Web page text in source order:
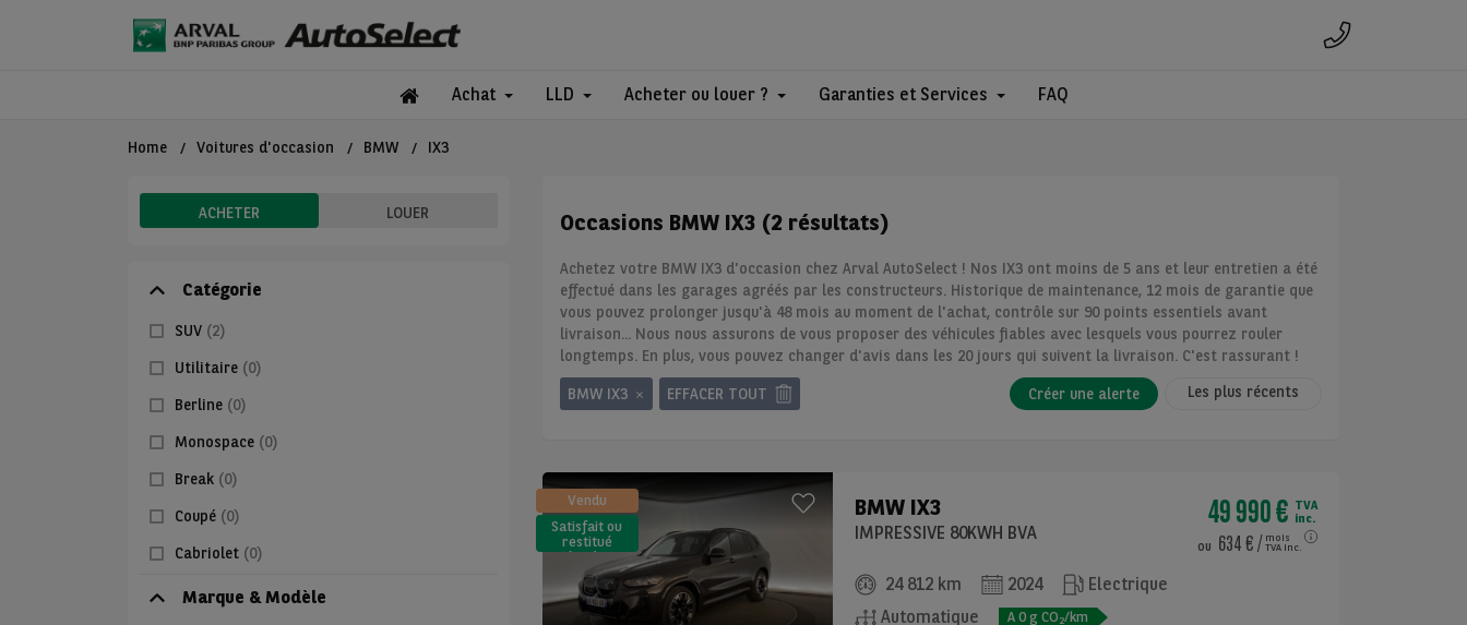
Achat LLD Acheter ou louer ? Garanties et Services FAQ
Home Voitures d'occasion BMW IX3
ACHETER LOUER
Catégorie
SUV (2)
Utilitaire (0)
Berline (0)
Monospace (0)
Break (0)
Coupé (0)
Cabriolet (0)
Marque & Modèle
Occasions BMW IX3 (2 résultats)
Achetez votre BMW IX3 d'occasion chez Arval AutoSelect ! Nos IX3 ont moins de 5 ans et leur entretien a été
effectué dans les garages agréés par les constructeurs. Historique de maintenance, 12 mois de garantie que
vous pouvez prolonger jusqu'à 48 mois au moment de l'achat, contrôle sur 90 points essentiels avant
livraison... Nous nous assurons de vous proposer des véhicules fiables avec lesquels vous pourrez rouler
longtemps. En plus, vous pouvez changer d'avis dans les 20 jours qui suivent la livraison. C'est rassurant !
BMW IX3 EFFACER TOUT Créer une alerte Les plus récents
Vendu
Satisfait ou
restitué
(LLD)*
BMW IX3
IMPRESSIVE 80KWH BVA
24 812 km 2024
Electrique
Automatique
A 0g CO2/km
49 990 € TVA
inc.
ou 634 €/ mois
TVA inc.